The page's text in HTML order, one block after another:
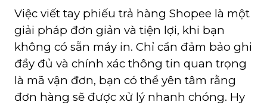
Việc viết tay phiếu trả hàng Shopee là một
giải pháp đơn giản và tiện lợi, khi bạn
không có sẵn máy in. Chỉ cần đảm bảo ghi
đầy đủ và chính xác thông tin quan trọng
là mã vận đơn, bạn có thể yên tâm rằng
đơn hàng sẽ được xử lý nhanh chóng. Hy